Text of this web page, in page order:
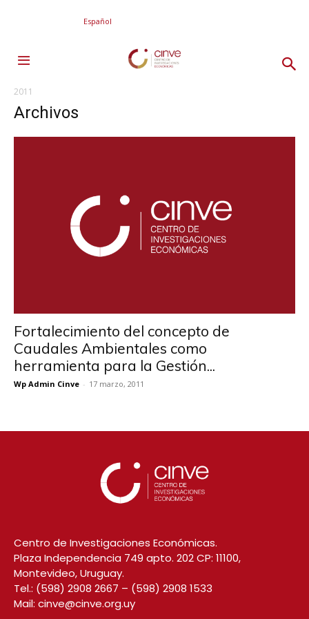
Español
2011
Archivos
Fortalecimiento del concepto de
Caudales Ambientales como
herramienta para la Gestión...
Wp Admin Cinve - 17 marzo, 2011
Centro de Investigaciones Económicas.
Plaza Independencia 749 apto. 202 CP: 11100,
Montevideo, Uruguay.
Tel.: (598) 2908 2667 – (598) 2908 1533
Mail: cinve@cinve.org.uy